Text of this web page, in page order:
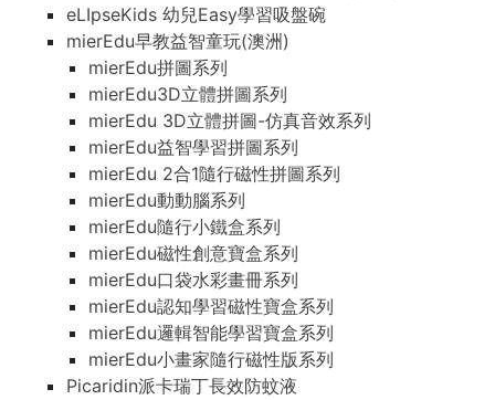
eLIpseKids 幼兒Easy學習吸盤碗
mierEdu早教益智童玩(澳洲)
mierEdu拼圖系列
mierEdu3D立體拼圖系列
mierEdu 3D立體拼圖-仿真音效系列
mierEdu益智學習拼圖系列
mierEdu 2合1隨行磁性拼圖系列
mierEdu動動腦系列
mierEdu隨行小鐵盒系列
mierEdu磁性創意寶盒系列
mierEdu口袋水彩畫冊系列
mierEdu認知學習磁性寶盒系列
mierEdu邏輯智能學習寶盒系列
mierEdu小畫家隨行磁性版系列
Picaridin派卡瑞丁長效防蚊液